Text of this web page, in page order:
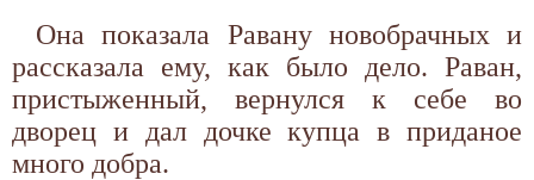
Она показала Равану новобрачных и
рассказала ему, как было дело. Раван,
пристыженный, вернулся к себе во
дворец и дал дочке купца в приданое
много добра.